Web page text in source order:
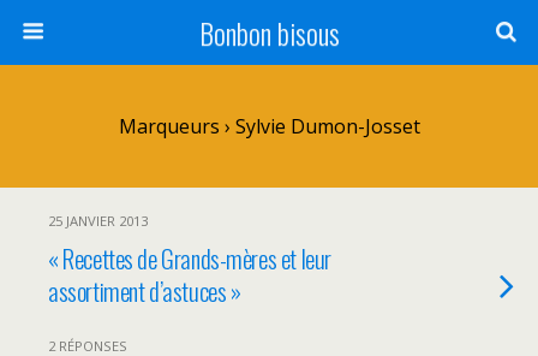
Bonbon bisous
Marqueurs › Sylvie Dumon-Josset
25 JANVIER 2013
« Recettes de Grands-mères et leur
assortiment d’astuces »
2 RÉPONSES